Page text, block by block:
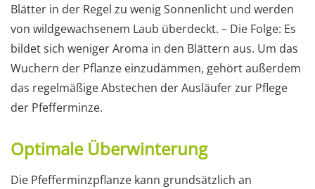
Blätter in der Regel zu wenig Sonnenlicht und werden
von wildgewachsenem Laub überdeckt. – Die Folge: Es
bildet sich weniger Aroma in den Blättern aus. Um das
Wuchern der Pflanze einzudämmen, gehört außerdem
das regelmäßige Abstechen der Ausläufer zur Pflege
der Pfefferminze.
Optimale Überwinterung
Die Pfefferminzpflanze kann grundsätzlich an